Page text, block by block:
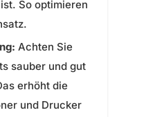
So optimieren
Achten Sie
sauber und gut
erhöht die
und Drucker